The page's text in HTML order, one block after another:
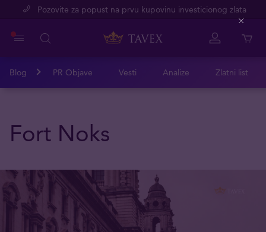
Pozovite za popust na prvu kupovinu investicionog zlata
Blog PR Objave Vesti Analize Zlatni list
Fort Noks
Close